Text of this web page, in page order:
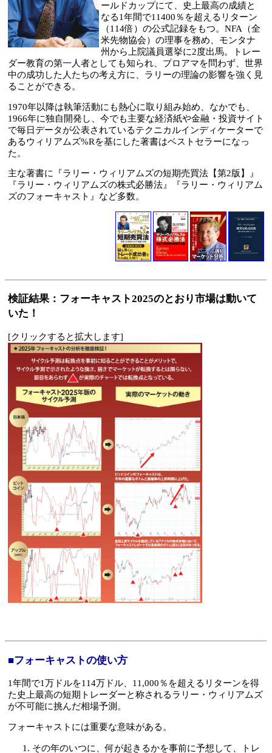
ールドカップにて、史上最高の成績と
なる1年間で11400％を超えるリターン
（114倍）の公式記録をもつ。NFA（全
米先物協会）の理事を務め、モンタナ
州から上院議員選挙に2度出馬。トレー
ダー教育の第一人者としても知られ、プロアマを問わず、世界
中の成功した人たちの考え方に、ラリーの理論の影響を強く見
ることができる。
1970年以降は執筆活動にも熱心に取り組み始め、なかでも、
1966年に独自開発し、今でも主要な経済紙や金融・投資サイト
で毎日データが公表されているテクニカルインディケーターで
あるウィリアムズ%Rを基にした著書はベストセラーになっ
た。
主な著書に『ラリー・ウィリアムズの短期売買法【第2版】』
『ラリー・ウィリアムズの株式必勝法』『ラリー・ウィリアム
ズのフォーキャスト』など多数。
検証結果：フォーキャスト2025のとおり市場は動いて
いた！
[クリックすると拡大します]
■フォーキャストの使い方
1年間で1万ドルを114万ドル、11,000％を超えるリターンを得
た史上最高の短期トレーダーと称されるラリー・ウィリアムズ
が不可能に挑んだ相場予測。
フォーキャストには重要な意味がある。
その年のいつに、何が起きるかを事前に予想して、トレ